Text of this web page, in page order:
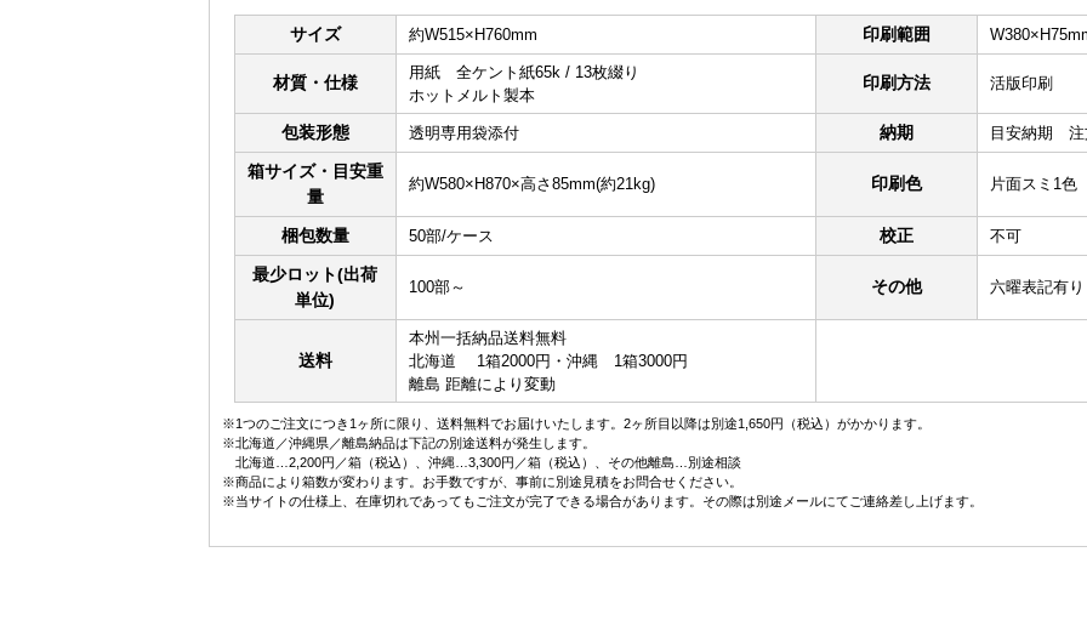
サイズ 約W515×H760mm 印刷範囲
材質・仕様
用紙 全ケント紙65k / 13枚綴り
ホットメルト製本
印刷方法 活版印刷
包装形態 透明専用袋添付 納期 目安納期 注
箱サイズ・目安重
量
約W580×H870×高さ85mm(約21kg) 印刷色 片面スミ1色
梱包数量 50部/ケース 校正 不可
最少ロット(出荷
単位)
100部～ その他 六曜表記有り
送料
本州一括納品送料無料
北海道 1箱2000円・沖縄 1箱3000円
離島 距離により変動
※1つのご注文につき1ヶ所に限り、送料無料でお届けいたします。2ヶ所目以降は別途1,650円（税込）がかかります。
※北海道／沖縄県／離島納品は下記の別途送料が発生します。
北海道…2,200円／箱（税込）、沖縄…3,300円／箱（税込）、その他離島…別途相談
※商品により箱数が変わります。お手数ですが、事前に別途見積をお問合せください。
※当サイトの仕様上、在庫切れであってもご注文が完了できる場合があります。その際は別途メールにてご連絡差し上げます。